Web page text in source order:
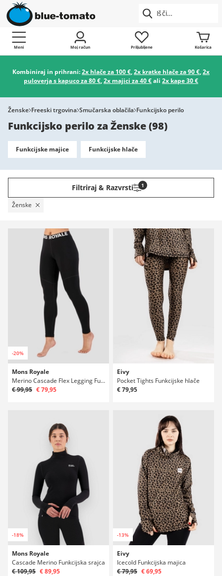
Meni Moj račun Priljubljene Košarica
Kombiniraj in prihrani:2x hlače za 100 €,2x kratke hlače za 90 €,2x
puloverja s kapuco za 80 €,2x majici za 40 €ali 2x kape 30 €
Ženske Freeski trgovina Smučarska oblačila Funkcijsko perilo
Funkcijsko perilo za Ženske(98)
Funkcijske majice Funkcijske hlače
Filtriraj & Razvrsti 1
Ženske
-20%
Mons Royale
Merino Cascade Flex Legging Funkcijske hlače
€ 99,95 € 79,95
Eivy
Pocket Tights Funkcijske hlače
€ 79,95
-18%
Mons Royale
Cascade Merino Funkcijska srajca
€ 109,95 € 89,95
-13%
Eivy
Icecold Funkcijska majica
€ 79,95 € 69,95